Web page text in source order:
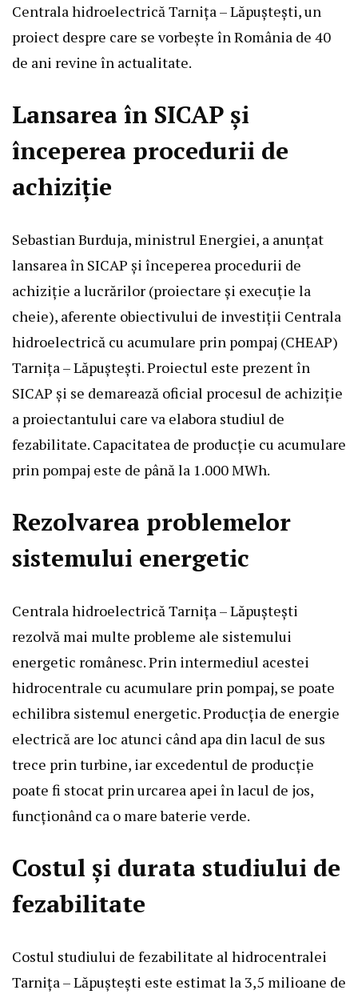
Centrala hidroelectrică Tarnița – Lăpuștești, un
proiect despre care se vorbește în România de 40
de ani revine în actualitate.
Lansarea în SICAP și
începerea procedurii de
achiziție
Sebastian Burduja, ministrul Energiei, a anunțat
lansarea în SICAP și începerea procedurii de
achiziție a lucrărilor (proiectare şi execuție la
cheie), aferente obiectivului de investiţii Centrala
hidroelectrică cu acumulare prin pompaj (CHEAP)
Tarnița – Lăpuștești. Proiectul este prezent în
SICAP și se demarează oficial procesul de achiziție
a proiectantului care va elabora studiul de
fezabilitate. Capacitatea de producție cu acumulare
prin pompaj este de până la 1.000 MWh.
Rezolvarea problemelor
sistemului energetic
Centrala hidroelectrică Tarnița – Lăpuștești
rezolvă mai multe probleme ale sistemului
energetic românesc. Prin intermediul acestei
hidrocentrale cu acumulare prin pompaj, se poate
echilibra sistemul energetic. Producția de energie
electrică are loc atunci când apa din lacul de sus
trece prin turbine, iar excedentul de producție
poate fi stocat prin urcarea apei în lacul de jos,
funcționând ca o mare baterie verde.
Costul și durata studiului de
fezabilitate
Costul studiului de fezabilitate al hidrocentralei
Tarnița – Lăpuștești este estimat la 3,5 milioane de